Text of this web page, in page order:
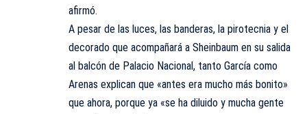
afirmó.
A pesar de las luces, las banderas, la pirotecnia y el
decorado que acompañará a Sheinbaum en su salida
al balcón de Palacio Nacional, tanto García como
Arenas explican que «antes era mucho más bonito»
que ahora, porque ya «se ha diluido y mucha gente